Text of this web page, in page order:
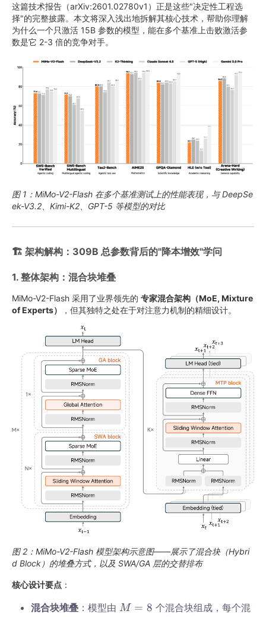
这篇技术报告（arXiv:2601.02780v1）正是这些"决定性工程选
择"的完整披露。本文将深入浅出地拆解其核心技术，帮助你理解
为什么一个只激活 15B 参数的模型，能在多个基准上击败激活参
数是它 2-3 倍的竞争对手。
图 1：MiMo-V2-Flash 在多个基准测试上的性能表现，与 DeepSe
ek-V3.2、Kimi-K2、GPT-5 等模型的对比
🏗️ 架构解构：309B 总参数背后的"降本增效"学问
1. 整体架构：混合块堆叠
MiMo-V2-Flash 采用了业界领先的 专家混合架构（MoE, Mixture
of Experts）
，但其独特之处在于对注意力机制的精细设计。
图 2：MiMo-V2-Flash 模型架构示意图——展示了混合块（Hybri
d Block）的堆叠方式，以及 SWA/GA 层的交替排布
核心设计要点 ：
混合块堆叠 ：模型由 M
M = 8 个混合块组成，每个混